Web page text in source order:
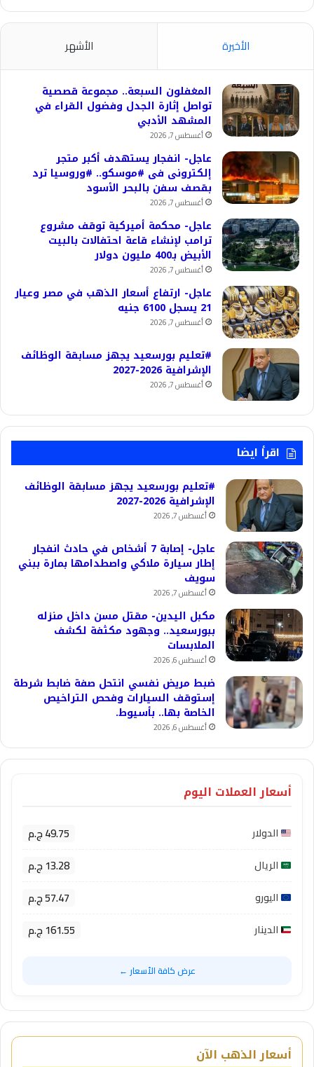
الأخيرة الأشهر
المغفلون السبعة.. مجموعة قصصية
تواصل إثارة الجدل وفضول القراء في
المشهد الأدبي
أغسطس 7, 2026
عاجل- انفجار يستهدف أكبر متجر
إلكترونى فى #موسكو.. #وروسيا ترد
بقصف سفن بالبحر الأسود
أغسطس 7, 2026
عاجل- محكمة أميركية توقف مشروع
ترامب لإنشاء قاعة احتفالات بالبيت
الأبيض بـ400 مليون دولار
أغسطس 7, 2026
عاجل- ارتفاع أسعار الذهب في مصر وعيار
21 يسجل 6100 جنيه
أغسطس 7, 2026
#تعليم بورسعيد يجهز مسابقة الوظائف
الإشرافية 2026-2027
أغسطس 7, 2026
اقرأ ايضا
#تعليم بورسعيد يجهز مسابقة الوظائف
الإشرافية 2026-2027
أغسطس 7, 2026
عاجل- إصابة 7 أشخاص في حادث انفجار
إطار سيارة ملاكي واصطدامها بمارة ببني
سويف
أغسطس 7, 2026
مكبل اليدين- مقتل مسن داخل منزله
ببورسعيد.. وجهود مكثفة لكشف
الملابسات
أغسطس 6, 2026
ضبط مريض نفسي انتحل صفة ضابط شرطة
إستوقف السيارات وفحص التراخيص
الخاصة بها.. بأسيوط.
أغسطس 6, 2026
أسعار العملات اليوم
الدولار 49.75 ج.م
الريال 13.28 ج.م
اليورو 57.47 ج.م
الدينار 161.55 ج.م
عرض كافة الأسعار ←
أسعار الذهب الآن